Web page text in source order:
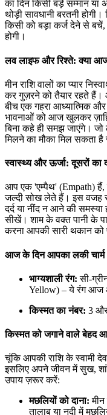
का दिन किसी बड़े सम्मान
थोड़ी सावधानी बरतनी
किसी को बड़ा कर्ज देने से
होगी।
लव लाइफ और रिश्ते: क्या
मीन राशि वालों का प्यार
कर गुज़रने को तैयार रहते
बीच एक गहरा आध्यात्मिक
भावनाओं को आज खुलकर
बिना कहे ही समझ जाएंगे।
मिलने का मौका मिल सकता है
स्वास्थ्य और ऊर्जा: दूसरों
आप एक 'एम्पैथ' (Empath) हैं,
जल्दी सोख लेते हैं। इस वजह
दर्द या नींद न आने की
सीखें। शाम के वक्त पानी के
करना आपकी सारी थकान को
आज के दिन आपका लकी चार्म
भाग्यशाली रंग: सी-
Yellow) – ये रंग आज
किस्मत का नंबर: 3
किस्मत को जगाने वाले बेहद
चूंकि आपकी राशि के स्वामी
इसलिए अपने जीवन में सुख,
उपाय ज़रूर करें:
मछलियों को दाना:
तालाब या नदी में